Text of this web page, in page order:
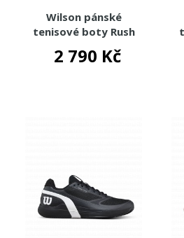
Wilson pánské
tenisové boty Rush
2 790 Kč